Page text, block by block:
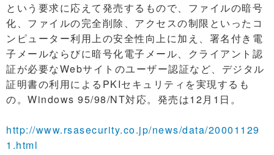
という要求に応えて発売するもので、ファイルの暗号
化、ファイルの完全削除、アクセスの制限といったコ
ンピューター利用上の安全性向上に加え、署名付き電
子メールならびに暗号化電子メール、クライアント認
証が必要なWebサイトのユーザー認証など、デジタル
証明書の利用によるPKIセキュリティを実現するも
の。Windows 95/98/NT対応。発売は12月1日。
http://www.rsasecurity.co.jp/news/data/20001129
1.html